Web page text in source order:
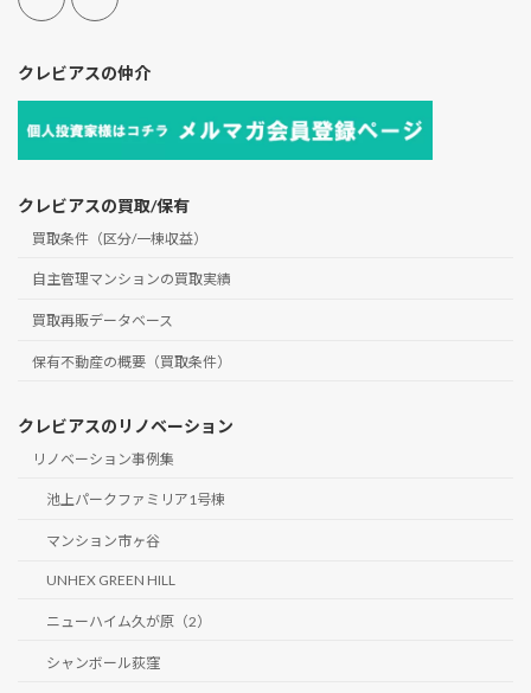
クレビアスの仲介
クレビアスの買取/保有
買取条件（区分/一棟収益）
自主管理マンションの買取実績
買取再販データベース
保有不動産の概要（買取条件）
クレビアスのリノベーション
リノベーション事例集
池上パークファミリア1号棟
マンション市ヶ谷
UNHEX GREEN HILL
ニューハイム久が原（2）
シャンボール荻窪